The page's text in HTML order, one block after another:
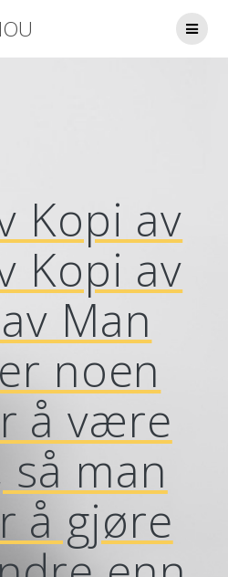
to
Kopi av
Kopi av
Man
noen
å være
så man
å gjøre